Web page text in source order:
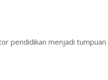
pendidikan menjadi tumpuan